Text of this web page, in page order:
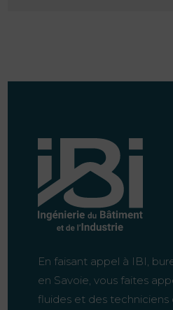
En faisant appel à IBI,
en Savoie, vous faites
fluides et des techniciens